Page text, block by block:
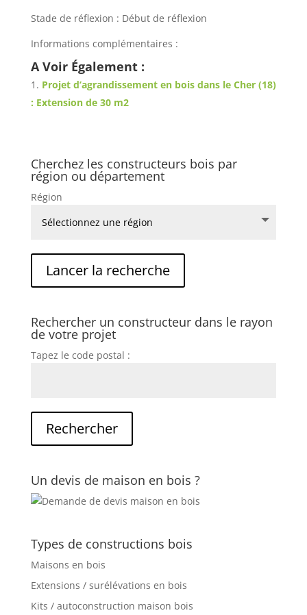
Stade de réflexion : Début de réflexion
Informations complémentaires :
A Voir Également :
Projet d’agrandissement en bois dans le Cher (18)
: Extension de 30 m2
Cherchez les constructeurs bois par
région ou département
Région
Rechercher un constructeur dans le rayon
de votre projet
Tapez le code postal :
Un devis de maison en bois ?
Types de constructions bois
Maisons en bois
Extensions / surélévations en bois
Kits / autoconstruction maison bois